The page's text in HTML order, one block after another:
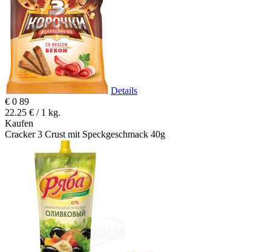
Details
€ 0 89
22.25 € / 1 kg.
Kaufen
Cracker 3 Crust mit Speckgeschmack 40g